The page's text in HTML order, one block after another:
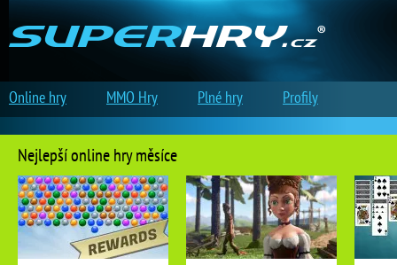
Nejlepší online hry měsíce
Online hry MMO Hry Plné hry Profily